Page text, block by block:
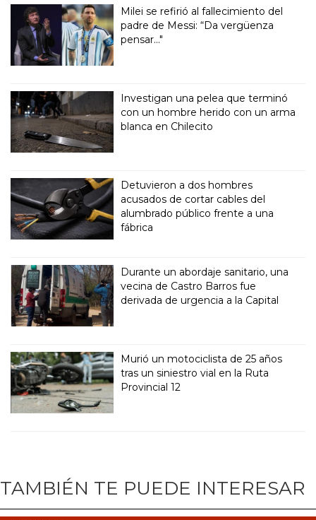
Milei se refirió al fallecimiento del
padre de Messi: “Da vergüenza
pensar..."
Investigan una pelea que terminó
con un hombre herido con un arma
blanca en Chilecito
Detuvieron a dos hombres
acusados de cortar cables del
alumbrado público frente a una
fábrica
Durante un abordaje sanitario, una
vecina de Castro Barros fue
derivada de urgencia a la Capital
Murió un motociclista de 25 años
tras un siniestro vial en la Ruta
Provincial 12
TAMBIÉN TE PUEDE INTERESAR